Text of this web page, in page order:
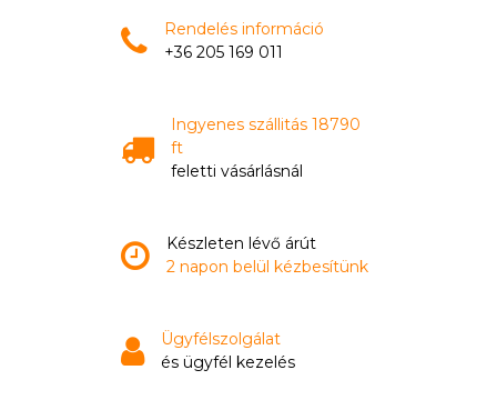
Rendelés információ
+36 205 169 011
Ingyenes szállitás 18790
ft
feletti vásárlásnál
Készleten lévő árút
2 napon belül kézbesítünk
Ügyfélszolgálat
és ügyfél kezelés